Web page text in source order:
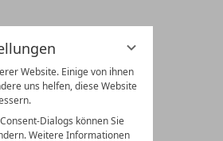
Website. Einige von ihnen
uns helfen, diese Website
Dialogs können Sie
Weitere Informationen